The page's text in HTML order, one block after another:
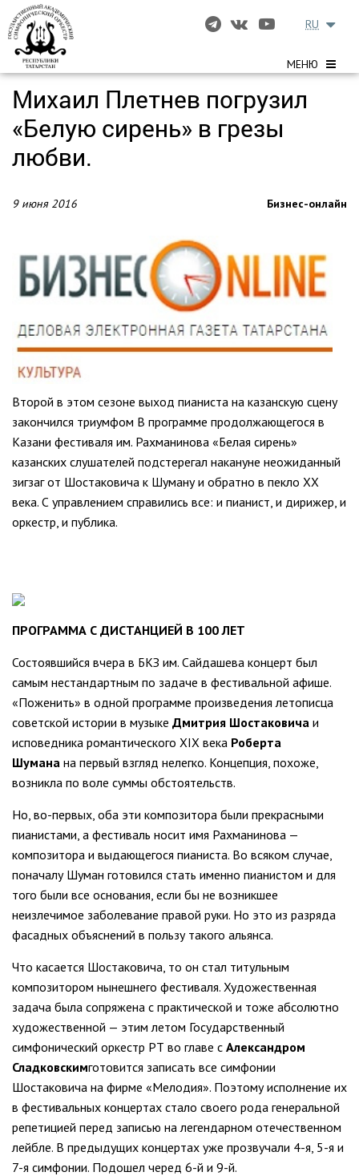
МЕНЮ
RU
Михаил Плетнев погрузил
«Белую сирень» в грезы
любви.
9 июня 2016 Бизнес-онлайн
Второй в этом сезоне выход пианиста на казанскую сцену
закончился триумфом В программе продолжающегося в
Казани фестиваля им. Рахманинова «Белая сирень»
казанских слушателей подстерегал накануне неожиданный
зигзаг от Шостаковича к Шуману и обратно в пекло XX
века. С управлением справились все: и пианист, и дирижер, и
оркестр, и публика.
ПРОГРАММА С ДИСТАНЦИЕЙ В 100 ЛЕТ
Состоявшийся вчера в БКЗ им. Сайдашева концерт был
самым нестандартным по задаче в фестивальной афише.
«Поженить» в одной программе произведения летописца
советской истории в музыке Дмитрия Шостаковича и
исповедника романтического XIX века Роберта
Шумана на первый взгляд нелегко. Концепция, похоже,
возникла по воле суммы обстоятельств.
Но, во-первых, оба эти композитора были прекрасными
пианистами, а фестиваль носит имя Рахманинова —
композитора и выдающегося пианиста. Во всяком случае,
поначалу Шуман готовился стать именно пианистом и для
того были все основания, если бы не возникшее
неизлечимое заболевание правой руки. Но это из разряда
фасадных объяснений в пользу такого альянса.
Что касается Шостаковича, то он стал титульным
композитором нынешнего фестиваля. Художественная
задача была сопряжена с практической и тоже абсолютно
художественной — этим летом Государственный
симфонический оркестр РТ во главе с Александром
Сладковскимготовится записать все симфонии
Шостаковича на фирме «Мелодия». Поэтому исполнение их
в фестивальных концертах стало своего рода генеральной
репетицией перед записью на легендарном отечественном
лейбле. В предыдущих концертах уже прозвучали 4-я, 5-я и
7-я симфонии. Подошел черед 6-й и 9-й.